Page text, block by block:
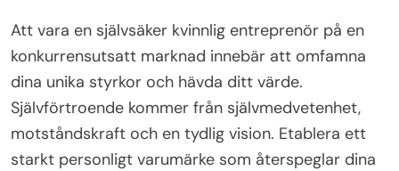
Att vara en självsäker kvinnlig entreprenör på en
konkurrensutsatt marknad innebär att omfamna
dina unika styrkor och hävda ditt värde.
Självförtroende kommer från självmedvetenhet,
motståndskraft och en tydlig vision. Etablera ett
starkt personligt varumärke som återspeglar dina